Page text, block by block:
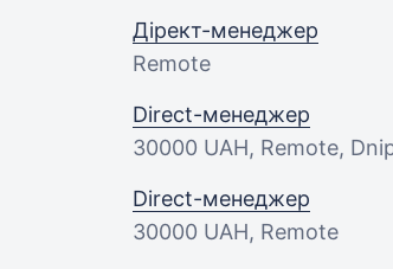
Дірект-менеджер
Remote
Direct-менеджер
30000 UAH, Remote,
Direct-менеджер
30000 UAH, Remote